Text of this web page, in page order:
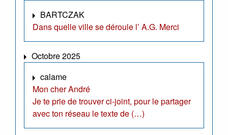
BARTCZAK
Dans quelle ville se déroule l’ A.G. Merci
Octobre 2025
calame
Mon cher André
Je te prie de trouver ci-joint, pour le partager
avec ton réseau le texte de (…)